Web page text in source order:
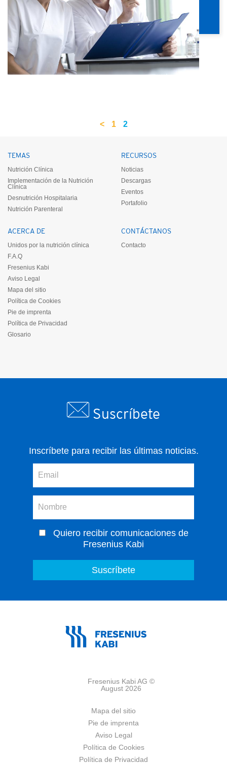
< 1 2
TEMAS
Nutrición Clínica
Implementación de la Nutrición
Clínica
Desnutrición Hospitalaria
Nutrición Parenteral
RECURSOS
Noticias
Descargas
Eventos
Portafolio
ACERCA DE
Unidos por la nutrición clínica
F.A.Q
Fresenius Kabi
Aviso Legal
Mapa del sitio
Política de Cookies
Pie de imprenta
Política de Privacidad
Glosario
CONTÁCTANOS
Contacto
Suscríbete
Inscríbete para recibir las últimas noticias.
Quiero recibir comunicaciones de
Fresenius Kabi
Fresenius Kabi AG ©
August 2026
Mapa del sitio
Pie de imprenta
Aviso Legal
Política de Cookies
Política de Privacidad